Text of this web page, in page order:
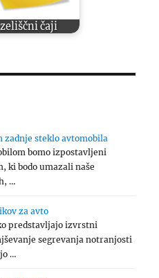
zeliščni čaji
zadnje steklo avtomobila
bomo izpostavljeni
ki bodo umazali naše
…
za avto
predstavljajo izvrstni
segrevanja notranjosti
…